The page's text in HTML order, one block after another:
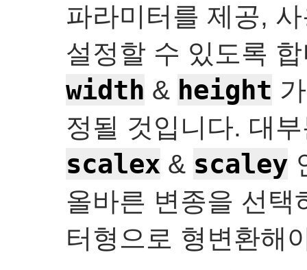
파라미터를 제공,
설정할 수 있도록
width & height
정될 것입니다. 대
scalex & scaley
올바른 변종을 선택
터형으로 형변환해